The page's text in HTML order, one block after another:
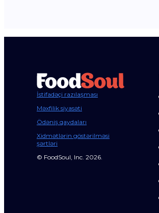
İstifadəçi razılaşması
Məxfilik siyasəti
Ödəniş qaydaları
Xidmətlərin göstərilməsi
şərtləri
© FoodSoul, Inc. 2026.